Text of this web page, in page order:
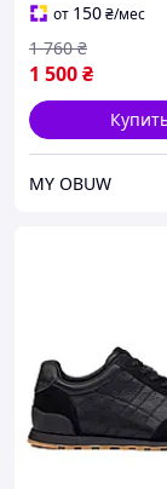
от 150₴/мес
1 500₴
1 760 ₴
MY OBUW